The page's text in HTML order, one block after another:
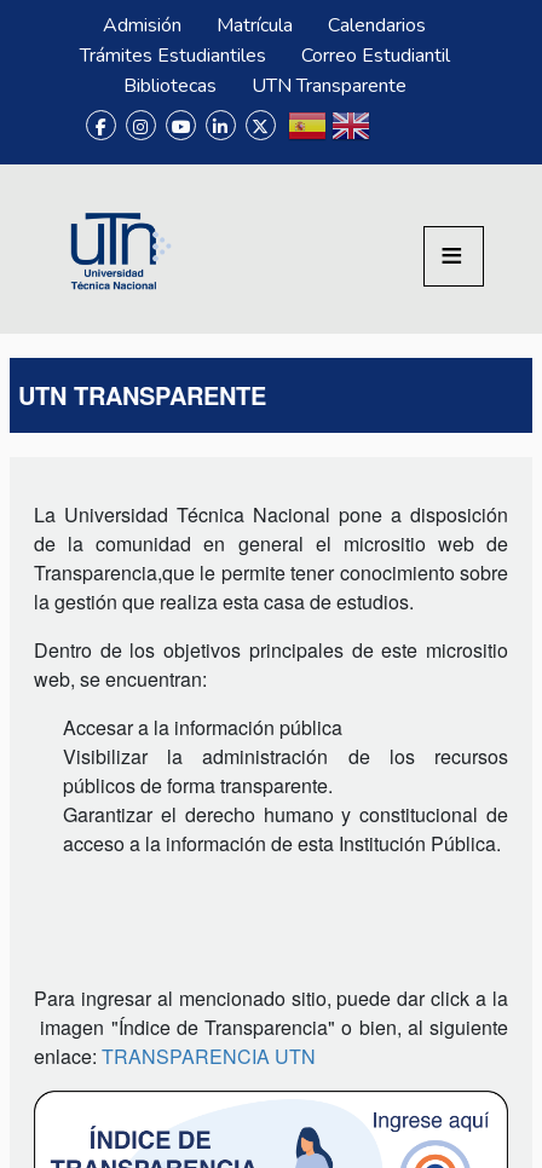
Pasar al contenido principal
Menú SuperiorAdmisión Matrícula
Calendarios
Trámites Estudiantiles
Correo Estudiantil
Bibliotecas
UTN Transparente
UTN TRANSPARENTE
La Universidad Técnica Nacional pone a disposición
de la comunidad en general el micrositio web de
Transparencia,que le permite tener conocimiento sobre
la gestión que realiza esta casa de estudios.
Dentro de los objetivos principales de este micrositio
web, se encuentran:
Accesar a la información pública
Visibilizar la administración de los recursos
públicos de forma transparente.
Garantizar el derecho humano y constitucional de
acceso a la información de esta Institución Pública.
Para ingresar al mencionado sitio, puede dar click a la
imagen "Índice de Transparencia" o bien, al siguiente
enlace: TRANSPARENCIA UTN